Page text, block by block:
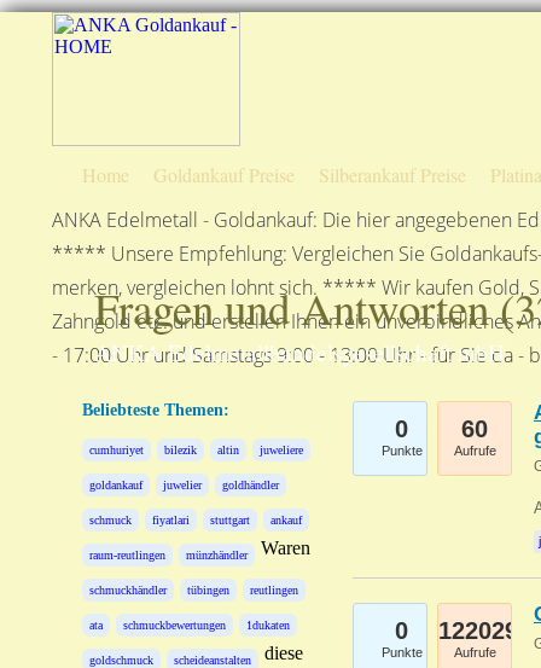
Home Goldankauf Preise Silberankauf Preise
ANKA Edelmetall - Goldankauf: Die hier angegebenen
***** Unsere Empfehlung: Vergleichen Sie
merken, vergleichen lohnt sich. ***** Wir kaufen Gold,
Zahngold etc. und erstellen Ihnen ein unverbindliches
- 17:00 Uhr und Samstags 9:00 - 13:00 Uhr - für Sie
Fragen und Antworten (
ANKA Edelmetallhandelsgesellschaft mbH
Beliebteste Themen:
cumhuriyet bilezik altin juweliere
goldankauf juwelier goldhändler
schmuck fiyatlari stuttgart ankauf
raum-reutlingen münzhändler
schmuckhändler tübingen reutlingen
ata schmuckbewertungen 1dukaten
goldschmuck scheideanstalten
Waren
diese
0
Punkte
60
Aufrufe
0
Punkte
122029
Aufrufe